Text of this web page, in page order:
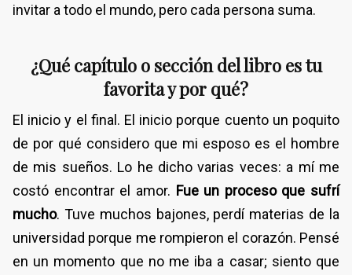
invitar a todo el mundo, pero cada persona suma.
¿Qué capítulo o sección del libro es tu
favorita y por qué?
El inicio y el final. El inicio porque cuento un poquito
de por qué considero que mi esposo es el hombre
de mis sueños. Lo he dicho varias veces: a mí me
costó encontrar el amor. Fue un proceso que sufrí
mucho. Tuve muchos bajones, perdí materias de la
universidad porque me rompieron el corazón. Pensé
en un momento que no me iba a casar; siento que